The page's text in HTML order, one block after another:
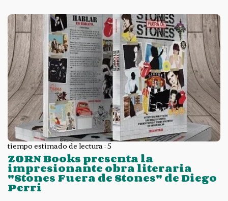
tiempo estimado de lectura : 5
ZORN Books presenta la
impresionante obra literaria
"Stones Fuera de Stones" de Diego
Perri